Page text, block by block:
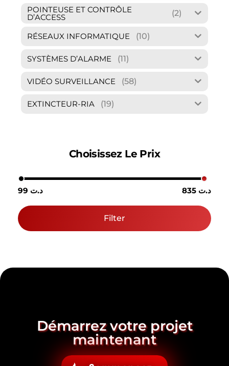
POINTEUSE ET CONTRÔLE
D’ACCESS (2)
RÉSEAUX INFORMATIQUE (10)
SYSTÈMES D’ALARME (11)
VIDÉO SURVEILLANCE (58)
EXTINCTEUR-RIA (19)
Choisissez Le Prix
99 د.ت 835 د.ت
Filter
Démarrez votre projet
maintenant